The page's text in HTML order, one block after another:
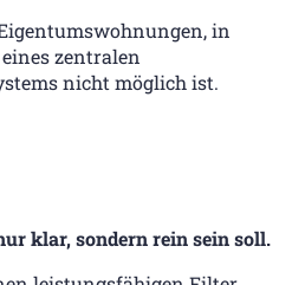
in
zentralen
nicht möglich ist.
klar, sondern rein sein soll.